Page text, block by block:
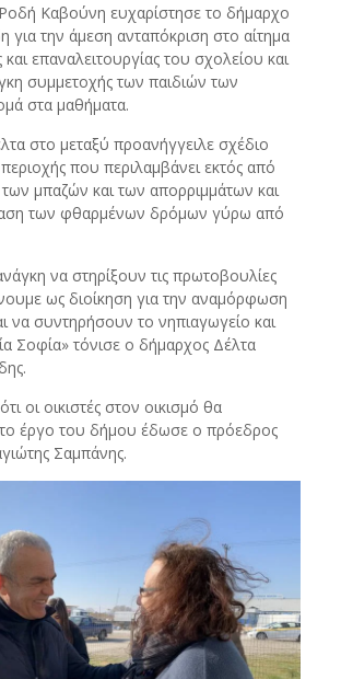
Καβούνη ευχαρίστησε το δήμαρχο
για την άμεση ανταπόκριση στο αίτημα
επαναλειτουργίας του σχολείου και
συμμετοχής των παιδιών των
στα μαθήματα.
στο μεταξύ προανήγγειλε σχέδιο
που περιλαμβάνει εκτός από
μπαζών και των απορριμμάτων και
των φθαρμένων δρόμων γύρω από
να στηρίξουν τις πρωτοβουλίες
ως διοίκηση για την αναμόρφωση
να συντηρήσουν το νηπιαγωγείο και
Σοφία» τόνισε ο δήμαρχος Δέλτα
οι οικιστές στον οικισμό θα
έργο του δήμου έδωσε ο πρόεδρος
Σαμπάνης.